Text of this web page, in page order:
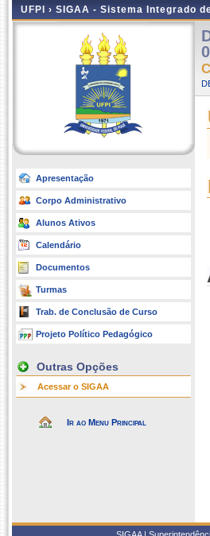
UFPI › SIGAA - Sistema Integrado
Apresentação
Corpo Administrativo
Alunos Ativos
Calendário
Documentos
Turmas
Trab. de Conclusão de Curso
Projeto Político Pedagógico
Outras Opções
Acessar o SIGAA
Ir ao Menu Principal